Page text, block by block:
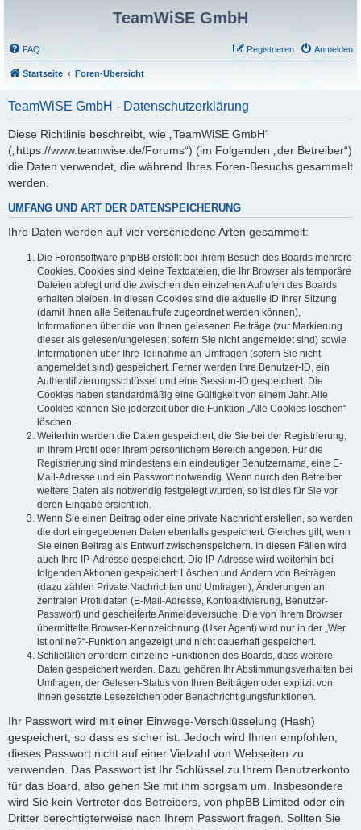
TeamWiSE GmbH
FAQ Anmelden
Registrieren
Startseite Foren-Übersicht
TeamWiSE GmbH - Datenschutzerklärung
Diese Richtlinie beschreibt, wie „TeamWiSE GmbH“
(„https://www.teamwise.de/Forums“) (im Folgenden „der Betreiber“)
die Daten verwendet, die während Ihres Foren-Besuchs gesammelt
werden.
UMFANG UND ART DER DATENSPEICHERUNG
Ihre Daten werden auf vier verschiedene Arten gesammelt:
Die Forensoftware phpBB erstellt bei Ihrem Besuch des Boards mehrere
Cookies. Cookies sind kleine Textdateien, die Ihr Browser als temporäre
Dateien ablegt und die zwischen den einzelnen Aufrufen des Boards
erhalten bleiben. In diesen Cookies sind die aktuelle ID Ihrer Sitzung
(damit Ihnen alle Seitenaufrufe zugeordnet werden können),
Informationen über die von Ihnen gelesenen Beiträge (zur Markierung
dieser als gelesen/ungelesen; sofern Sie nicht angemeldet sind) sowie
Informationen über Ihre Teilnahme an Umfragen (sofern Sie nicht
angemeldet sind) gespeichert. Ferner werden Ihre Benutzer-ID, ein
Authentifizierungsschlüssel und eine Session-ID gespeichert. Die
Cookies haben standardmäßig eine Gültigkeit von einem Jahr. Alle
Cookies können Sie jederzeit über die Funktion „Alle Cookies löschen“
löschen.
Weiterhin werden die Daten gespeichert, die Sie bei der Registrierung,
in Ihrem Profil oder Ihrem persönlichem Bereich angeben. Für die
Registrierung sind mindestens ein eindeutiger Benutzername, eine E-
Mail-Adresse und ein Passwort notwendig. Wenn durch den Betreiber
weitere Daten als notwendig festgelegt wurden, so ist dies für Sie vor
deren Eingabe ersichtlich.
Wenn Sie einen Beitrag oder eine private Nachricht erstellen, so werden
die dort eingegebenen Daten ebenfalls gespeichert. Gleiches gilt, wenn
Sie einen Beitrag als Entwurf zwischenspeichern. In diesen Fällen wird
auch Ihre IP-Adresse gespeichert. Die IP-Adresse wird weiterhin bei
folgenden Aktionen gespeichert: Löschen und Ändern von Beiträgen
(dazu zählen Private Nachrichten und Umfragen), Änderungen an
zentralen Profildaten (E-Mail-Adresse, Kontoaktivierung, Benutzer-
Passwort) und gescheiterte Anmeldeversuche. Die von Ihrem Browser
übermittelte Browser-Kennzeichnung (User Agent) wird nur in der „Wer
ist online?“-Funktion angezeigt und nicht dauerhaft gespeichert.
Schließlich erfordern einzelne Funktionen des Boards, dass weitere
Daten gespeichert werden. Dazu gehören Ihr Abstimmungsverhalten bei
Umfragen, der Gelesen-Status von Ihren Beiträgen oder explizit von
Ihnen gesetzte Lesezeichen oder Benachrichtigungsfunktionen.
Ihr Passwort wird mit einer Einwege-Verschlüsselung (Hash)
gespeichert, so dass es sicher ist. Jedoch wird Ihnen empfohlen,
dieses Passwort nicht auf einer Vielzahl von Webseiten zu
verwenden. Das Passwort ist Ihr Schlüssel zu Ihrem Benutzerkonto
für das Board, also gehen Sie mit ihm sorgsam um. Insbesondere
wird Sie kein Vertreter des Betreibers, von phpBB Limited oder ein
Dritter berechtigterweise nach Ihrem Passwort fragen. Sollten Sie